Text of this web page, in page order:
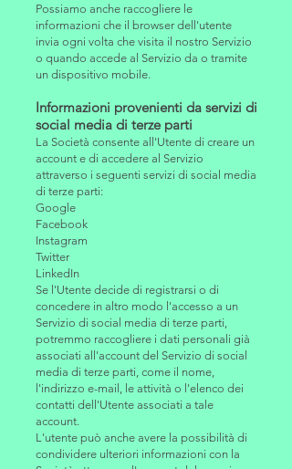
Possiamo anche raccogliere le
informazioni che il browser dell'utente
invia ogni volta che visita il nostro Servizio
o quando accede al Servizio da o tramite
un dispositivo mobile.
Informazioni provenienti da servizi di
social media di terze parti
La Società consente all'Utente di creare un
account e di accedere al Servizio
attraverso i seguenti servizi di social media
di terze parti:
Google
Facebook
Instagram
Twitter
LinkedIn
Se l'Utente decide di registrarsi o di
concedere in altro modo l'accesso a un
Servizio di social media di terze parti,
potremmo raccogliere i dati personali già
associati all'account del Servizio di social
media di terze parti, come il nome,
l'indirizzo e-mail, le attività o l'elenco dei
contatti dell'Utente associati a tale
account.
L'utente può anche avere la possibilità di
condividere ulteriori informazioni con la